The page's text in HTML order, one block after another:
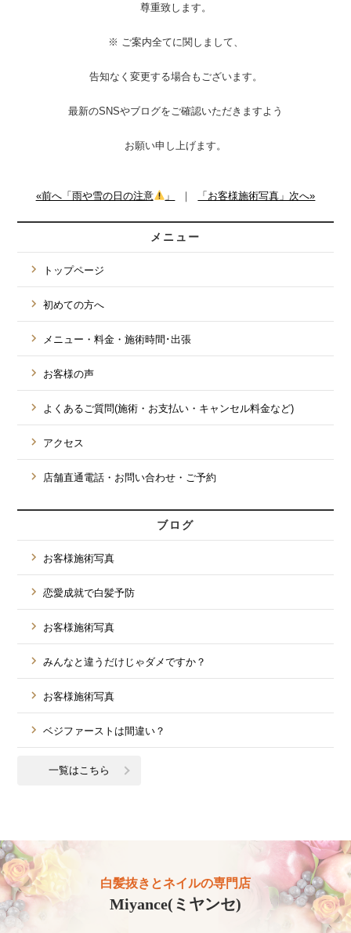
尊重致します。
※ ご案内全てに関しまして、
告知なく変更する場合もございます。
最新のSNSやブログをご確認いただきますよう
お願い申し上げます。
«前へ「雨や雪の日の注意 」 ｜ 「お客様施術写真」次へ»
メニュー
トップページ
初めての方へ
メニュー・料金・施術時間･出張
お客様の声
よくあるご質問(施術・お支払い・キャンセル料金など)
アクセス
店舗直通電話・お問い合わせ・ご予約
ブログ
お客様施術写真
恋愛成就で白髪予防
お客様施術写真
みんなと違うだけじゃダメですか？
お客様施術写真
ベジファーストは間違い？
一覧はこちら
白髪抜きとネイルの専門店
Miyance(ミヤンセ)